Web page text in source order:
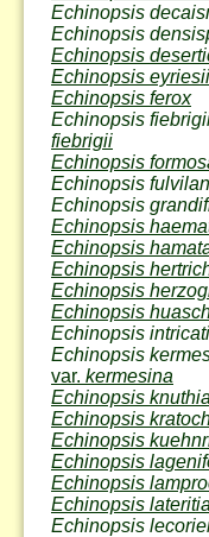
Echinopsis
Echinopsis
Echinopsis
Echinopsis eyriesii
Echinopsis ferox
Echinopsis
fiebrigii
Echinopsis
Echinopsis
Echinopsis
Echinopsis
Echinopsis
Echinopsis
Echinopsis
Echinopsis
Echinopsis
Echinopsis
var. kermesina
Echinopsis
Echinopsis
Echinopsis
Echinopsis
Echinopsis
Echinopsis lateritia
Echinopsis